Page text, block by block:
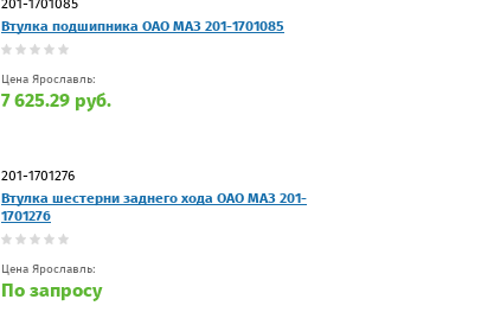
Втулка подшипника ОАО МАЗ 201-1701085
Цена Ярославль:
7 625.29 руб.
201-1701276
Втулка шестерни заднего хода ОАО МАЗ 201-
1701276
Цена Ярославль:
По запросу